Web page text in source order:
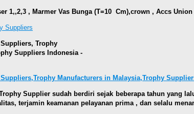
1,,2,3 , Marmer Vas Bunga (T=10 Cm),crown , Accs
Trophy
Suppliers Indonesia -
Trophy Manufacturers in Malaysia,Trophy
Supplier sudah berdiri sejak beberapa tahun yang
terjamin keamanan pelayanan prima , dan selalu